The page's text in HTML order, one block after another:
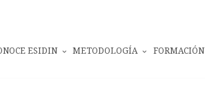
ESIDIN METODOLOGÍA FORMACIÓN